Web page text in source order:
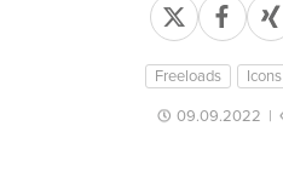
Freeloads Icons
09.09.2022 |